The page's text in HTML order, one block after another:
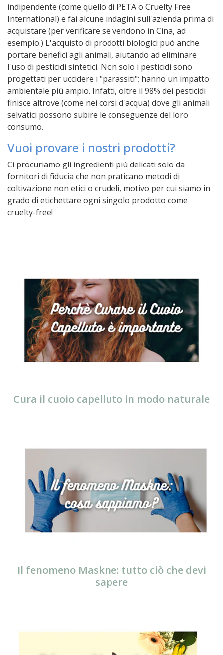
indipendente (come quello di PETA o Cruelty Free
International) e fai alcune indagini sull'azienda prima di
acquistare (per verificare se vendono in Cina, ad
esempio.) L'acquisto di prodotti biologici può anche
portare benefici agli animali, aiutando ad eliminare
l'uso di pesticidi sintetici. Non solo i pesticidi sono
progettati per uccidere i "parassiti"; hanno un impatto
ambientale più ampio. Infatti, oltre il 98% dei pesticidi
finisce altrove (come nei corsi d'acqua) dove gli animali
selvatici possono subire le conseguenze del loro
consumo.
Vuoi provare i nostri prodotti?
Ci procuriamo gli ingredienti più delicati solo da
fornitori di fiducia che non praticano metodi di
coltivazione non etici o crudeli, motivo per cui siamo in
grado di etichettare ogni singolo prodotto come
cruelty-free!
Cura il cuoio capelluto in modo naturale
Il fenomeno Maskne: tutto ciò che devi
sapere